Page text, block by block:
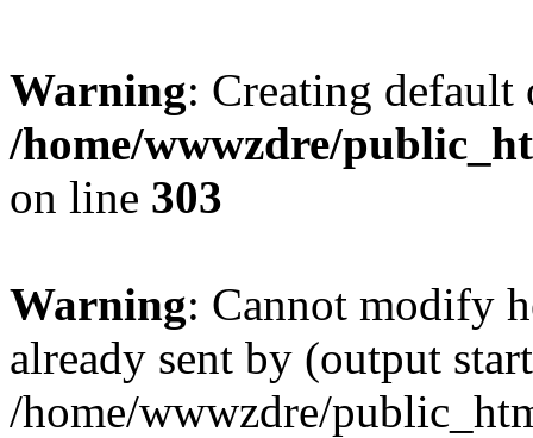
Warning: Creating
/home/wwwzdre/
on line 303
Warning: Cannot modify
already sent by (output
/home/wwwzdre/